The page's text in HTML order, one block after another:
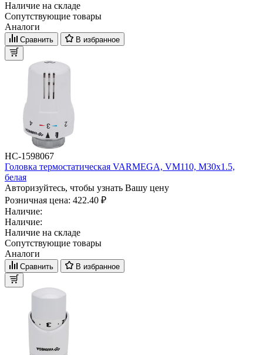
Наличие на складе
Сопутствующие товары
Аналоги
Сравнить В избранное
НС-1598067
Головка термостатическая VARMEGA, VM110, M30х1.5,
белая
Авторизуйтесь, чтобы узнать Вашу цену
Розничная цена: 422.40 ₽
Наличие:
Наличие:
Наличие на складе
Сопутствующие товары
Аналоги
Сравнить В избранное